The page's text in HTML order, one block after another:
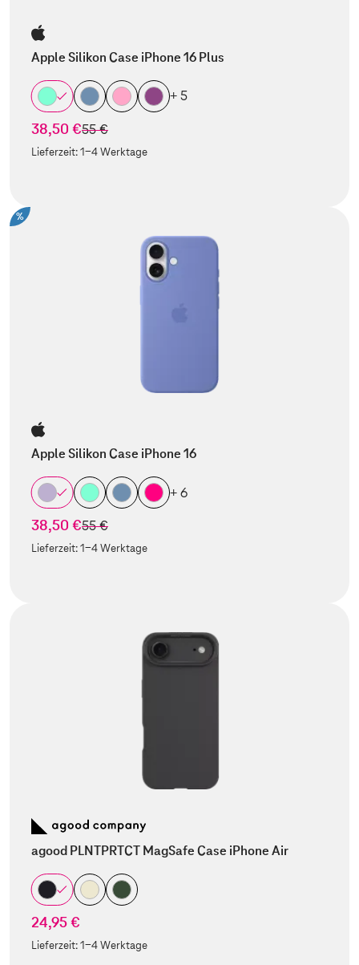
Apple Silikon Case iPhone 16 Plus
+ 5
38,50 €statt
55 €
Lieferzeit:1-4 Werktage
%
Apple Silikon Case iPhone 16
+ 6
38,50 €statt
55 €
Lieferzeit:1-4 Werktage
agood PLNTPRTCT MagSafe Case iPhone Air
24,95 €
Lieferzeit:1-4 Werktage